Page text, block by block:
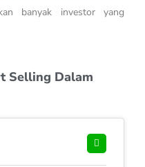
banyak investor yang
Selling Dalam